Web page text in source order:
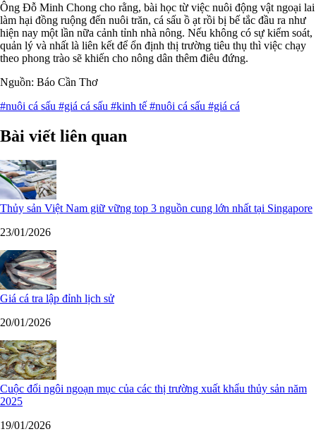
Ông Ðỗ Minh Chong cho rằng, bài học từ việc nuôi động vật ngoại lai
làm hại đồng ruộng đến nuôi trăn, cá sấu ồ ạt rồi bị bế tắc đầu ra như
hiện nay một lần nữa cảnh tỉnh nhà nông. Nếu không có sự kiểm soát,
quản lý và nhất là liên kết để ổn định thị trường tiêu thụ thì việc chạy
theo phong trào sẽ khiến cho nông dân thêm điêu đứng.
Nguồn: Báo Cần Thơ
#nuôi cá sấu #giá cá sấu #kinh tế #nuôi cá sấu #giá cá
Bài viết liên quan
Thủy sản Việt Nam giữ vững top 3 nguồn cung lớn nhất tại Singapore
23/01/2026
Giá cá tra lập đỉnh lịch sử
20/01/2026
Cuộc đổi ngôi ngoạn mục của các thị trường xuất khẩu thủy sản năm
2025
19/01/2026